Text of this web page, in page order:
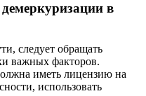
в
следует обращать
важных факторов.
иметь лицензию на
использовать